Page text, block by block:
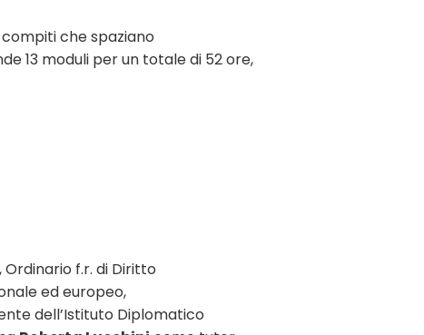
che spaziano
13 moduli per un totale di 52 ore,
, Ordinario f.r. di Diritto
ed europeo,
dell’Istituto Diplomatico